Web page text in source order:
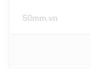
50mm.vn